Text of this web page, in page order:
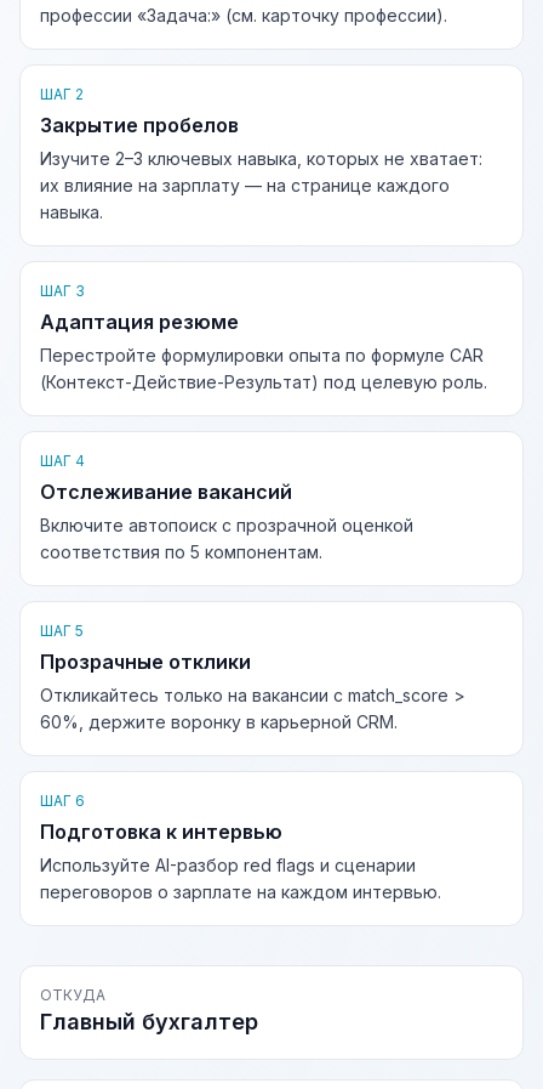
профессии «Задача:» (см. карточку профессии).
ШАГ 2
Закрытие пробелов
Изучите 2–3 ключевых навыка, которых не хватает:
их влияние на зарплату — на странице каждого
навыка.
ШАГ 3
Адаптация резюме
Перестройте формулировки опыта по формуле CAR
(Контекст-Действие-Результат) под целевую роль.
ШАГ 4
Отслеживание вакансий
Включите автопоиск с прозрачной оценкой
соответствия по 5 компонентам.
ШАГ 5
Прозрачные отклики
Откликайтесь только на вакансии с match_score >
60%, держите воронку в карьерной CRM.
ШАГ 6
Подготовка к интервью
Используйте AI-разбор red flags и сценарии
переговоров о зарплате на каждом интервью.
ОТКУДА
Главный бухгалтер